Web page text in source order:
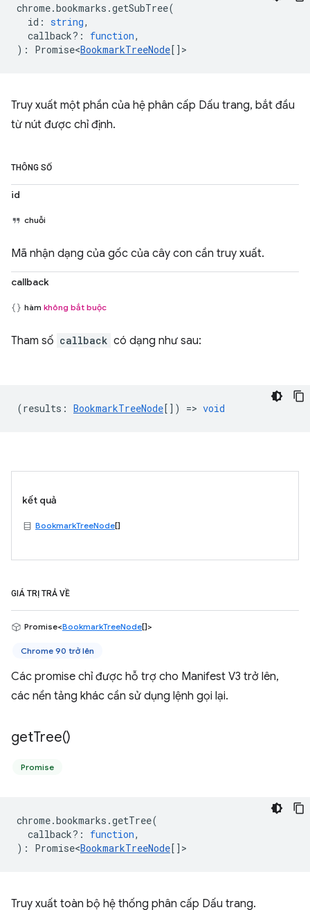
chrome.bookmarks .getSubTree(
id : string,
callback? : function,
) : Promise<BookmarkTreeNode[] >
Truy xuất một phần của hệ phân cấp Dấu trang, bắt đầu
từ nút được chỉ định.
THÔNG SỐ
id
chuỗi
Mã nhận dạng của gốc của cây con cần truy xuất.
callback
hàm không bắt buộc
Tham số callback có dạng như sau:
(results : BookmarkTreeNode[]) => void
kết quả
BookmarkTreeNode[]
GIÁ TRỊ TRẢ VỀ
Promise<BookmarkTreeNode[]>
Chrome 90 trở lên
Các promise chỉ được hỗ trợ cho Manifest V3 trở lên,
các nền tảng khác cần sử dụng lệnh gọi lại.
getTree()
Promise
chrome.bookmarks .getTree(
callback? : function,
) : Promise<BookmarkTreeNode[] >
Truy xuất toàn bộ hệ thống phân cấp Dấu trang.